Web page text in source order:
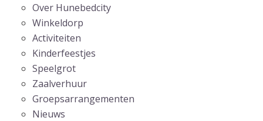
Over Hunebedcity
Winkeldorp
Activiteiten
Kinderfeestjes
Speelgrot
Zaalverhuur
Groepsarrangementen
Nieuws